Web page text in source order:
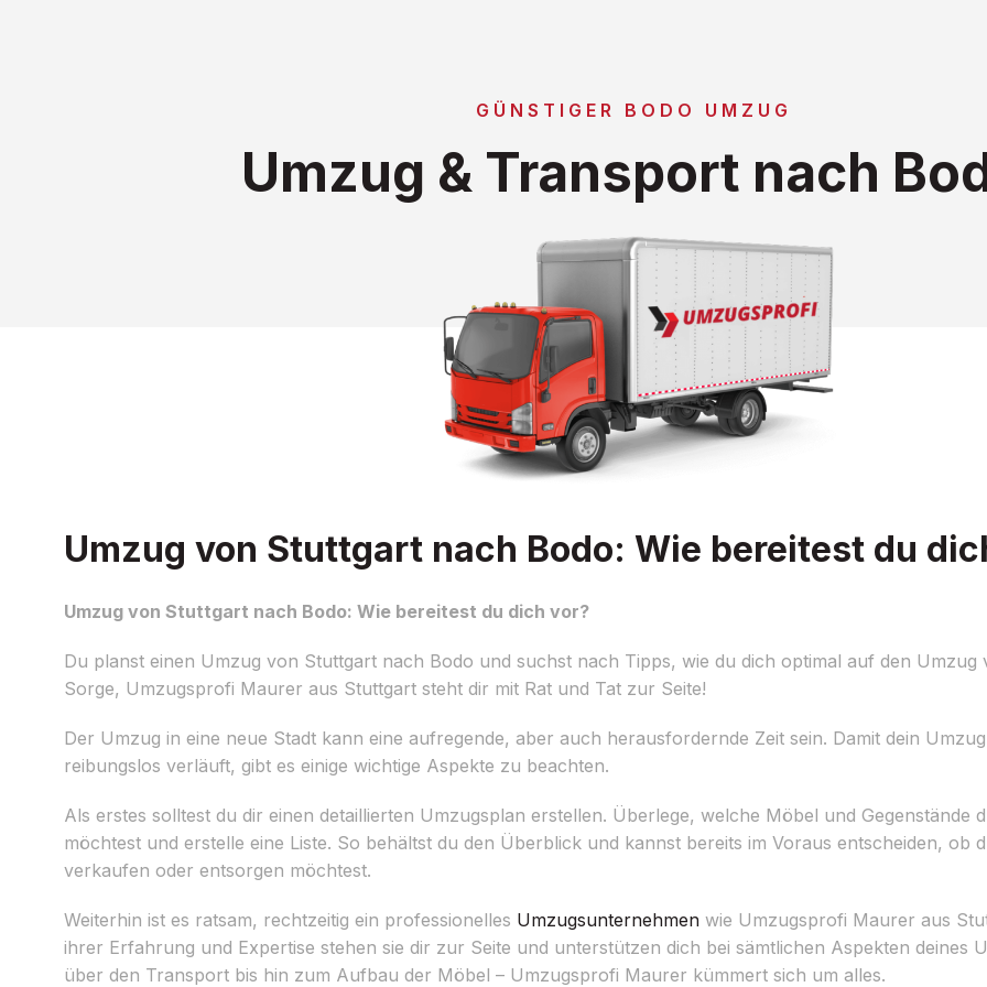
GÜNSTIGER BODO UMZUG
Umzug & Transport nach
Umzug von Stuttgart nach Bodo: Wie bereitest du
Umzug von Stuttgart nach Bodo: Wie bereitest du dich vor?
Du planst einen Umzug von Stuttgart nach Bodo und suchst nach Tipps, wie du dich optimal auf den Umzug
Sorge, Umzugsprofi Maurer aus Stuttgart steht dir mit Rat und Tat zur Seite!
Der Umzug in eine neue Stadt kann eine aufregende, aber auch herausfordernde Zeit sein. Damit dein
reibungslos verläuft, gibt es einige wichtige Aspekte zu beachten.
Als erstes solltest du dir einen detaillierten Umzugsplan erstellen. Überlege, welche Möbel und Gegenstände
möchtest und erstelle eine Liste. So behältst du den Überblick und kannst bereits im Voraus entscheiden, ob
verkaufen oder entsorgen möchtest.
Weiterhin ist es ratsam, rechtzeitig ein professionelles Umzugsunternehmen wie Umzugsprofi Maurer aus
ihrer Erfahrung und Expertise stehen sie dir zur Seite und unterstützen dich bei sämtlichen Aspekten deines
über den Transport bis hin zum Aufbau der Möbel – Umzugsprofi Maurer kümmert sich um alles.